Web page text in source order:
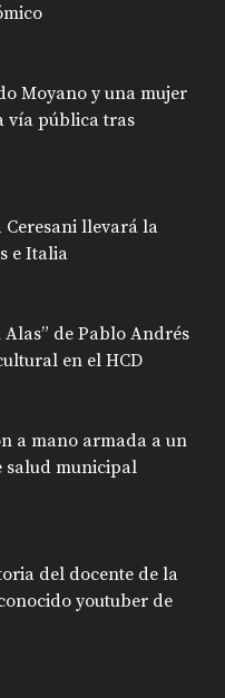
Moyano y una mujer
vía pública tras
Ceresani llevará la
e Italia
de Pablo Andrés
en el HCD
a mano armada a un
salud municipal
del docente de la
youtuber de